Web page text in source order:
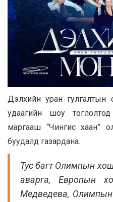
Дэлхийн уран гулгалтын
удаагийн шоу
маргааш “Чингис хаан”
буудалд газардана.
Тус багт Олимпын
аварга, Европын
Медведева, Олимпын